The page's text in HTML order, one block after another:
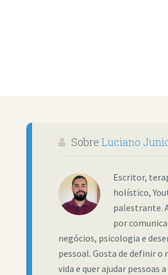
Sobre Luciano
Escritor,
holístico,
palestrante.
por
negócios, psicologia e
pessoal. Gosta de definir o
vida e quer ajudar pessoas